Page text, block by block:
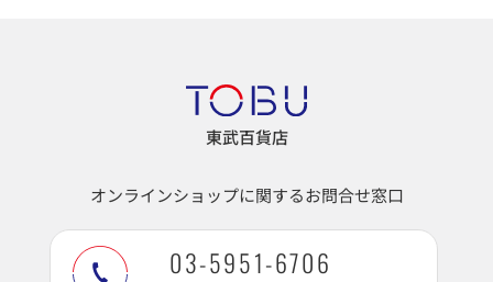
東武百貨店
オンラインショップに関するお問合せ窓口
03-5951-6706